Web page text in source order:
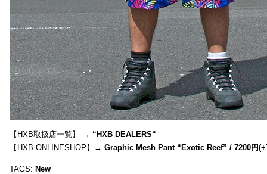
【HXB取扱店一覧】 → “HXB DEALERS“
【HXB ONLINESHOP】→ Graphic Mesh Pant “Exotic Reef” / 7200円
TAGS: New